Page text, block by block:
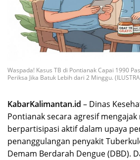
Waspada! Kasus TB di Pontianak Capai 1990
Periksa Jika Batuk Lebih dari 2 Minggu.
KabarKalimantan.id – Dinas
Pontianak secara agresif
berpartisipasi aktif dalam upaya
penanggulangan penyakit
Demam Berdarah Dengue (DBD).